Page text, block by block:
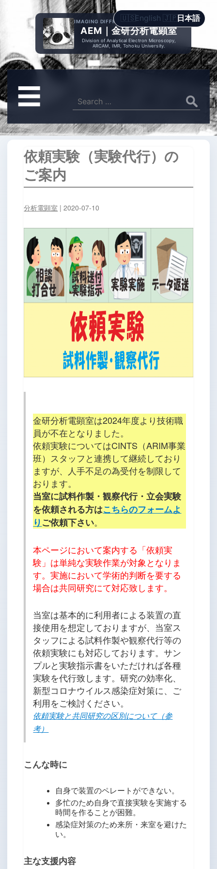
English 日本語
IMAGING DIFFRACTION SPECTROMETRY
AEM｜金研分析電顕室
Division of Analytical Electron Microscopy,
ARCAM, IMR, Tohoku University.
☰
ー
Search
for:
依頼実験（実験代行）の
ご案内
分析電顕室 |2020-07-10
金研分析電顕室は2024年度より技術職
員が不在となりました。
依頼実験についてはCINTS（ARIM事業
班）スタッフと連携して継続しており
ますが、人手不足の為受付を制限して
おります。
当室に試料作製・観察代行・立会実験
を依頼される方はこちらのフォームよ
りご依頼下さい。
本ページにおいて案内する「依頼実
験」は単純な実験作業が対象となりま
す。実施において学術的判断を要する
場合は共同研究にて対応致します。
当室は基本的に利用者による装置の直
接使用を想定しておりますが、当室ス
タッフによる試料作製や観察代行等の
依頼実験にも対応しております。サン
プルと実験指示書をいただければ各種
実験を代行致します。研究の効率化、
新型コロナウイルス感染症対策に、ご
利用をご検討ください。
依頼実験と共同研究の区別について（参
考）
こんな時に
自身で装置のペレートができない。
多忙のため自身で直接実験を実施する
時間を作ることが困難。
感染症対策のため来所・来室を避けた
い。
主な支援内容